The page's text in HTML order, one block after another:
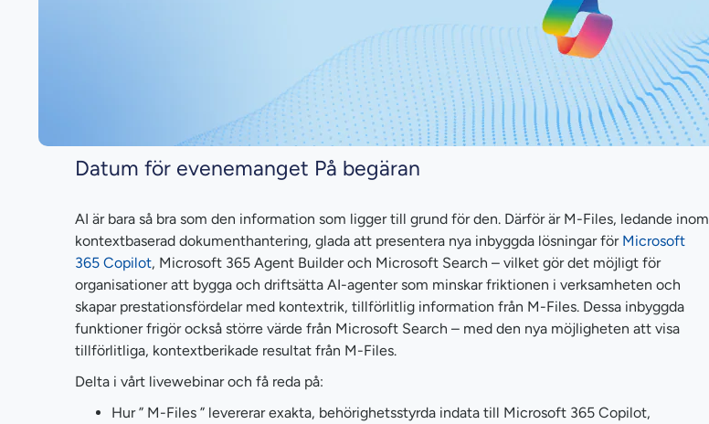
Datum för evenemanget På begäran
AI är bara så bra som den information som ligger till grund för den. Därför är M-Files, ledande inom
kontextbaserad dokumenthantering, glada att presentera nya inbyggda lösningar för Microsoft
365 Copilot, Microsoft 365 Agent Builder och Microsoft Search – vilket gör det möjligt för
organisationer att bygga och driftsätta AI-agenter som minskar friktionen i verksamheten och
skapar prestationsfördelar med kontextrik, tillförlitlig information från M-Files. Dessa inbyggda
funktioner frigör också större värde från Microsoft Search – med den nya möjligheten att visa
tillförlitliga, kontextberikade resultat från M-Files.
Delta i vårt livewebinar och få reda på:
Hur ” M-Files ” levererar exakta, behörighetsstyrda indata till Microsoft 365 Copilot,